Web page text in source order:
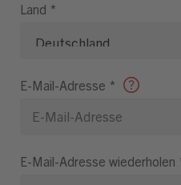
Land *
E-Mail-Adresse *
E-Mail-Adresse wiederholen